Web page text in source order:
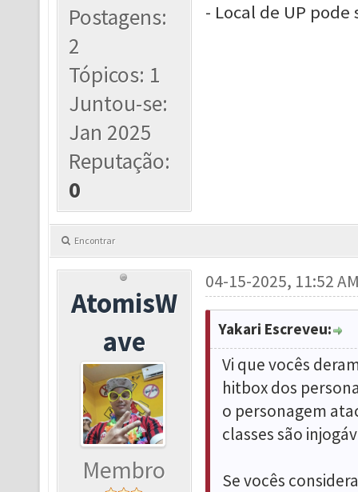
Postagens:
2
Tópicos: 1
Juntou-se:
Jan 2025
Reputação:
0
- Local de UP pode
Encontrar
AtomisW
ave
Membro
04-15-2025, 11:52
Yakari Escreveu:
Vi que vocês
hitbox dos
o personagem
classes são
Se vocês